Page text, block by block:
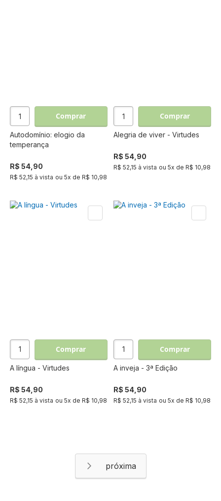
Comprar
Autodomínio: elogio da
temperança
R$ 54,90
R$ 52,15 à vista ou 5x de R$ 10,98
Comprar
Alegria de viver - Virtudes
R$ 54,90
R$ 52,15 à vista ou5x deR$ 10,98
Comprar
A língua - Virtudes
R$ 54,90
R$ 52,15 à vista ou 5x de R$ 10,98
Comprar
A inveja - 3ª Edição
R$ 54,90
R$ 52,15 à vista ou5x deR$ 10,98
Página
Próximo